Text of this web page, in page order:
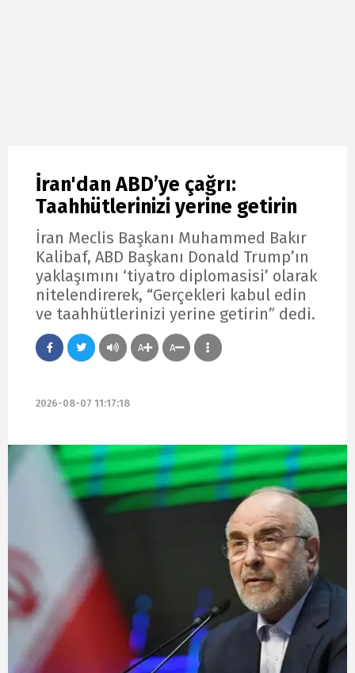
İran'dan ABD’ye çağrı:
Taahhütlerinizi yerine getirin
İran Meclis Başkanı Muhammed Bakır
Kalibaf, ABD Başkanı Donald Trump’ın
yaklaşımını ‘tiyatro diplomasisi’ olarak
nitelendirerek, “Gerçekleri kabul edin
ve taahhütlerinizi yerine getirin” dedi.
A A
2026-08-07 11:17:18